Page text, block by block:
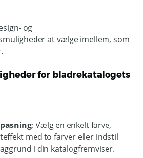
og
at vælge imellem, som
for bladrekatalogets
: Vælg en enkelt farve,
med to farver eller indstil
i din katalogfremviser.